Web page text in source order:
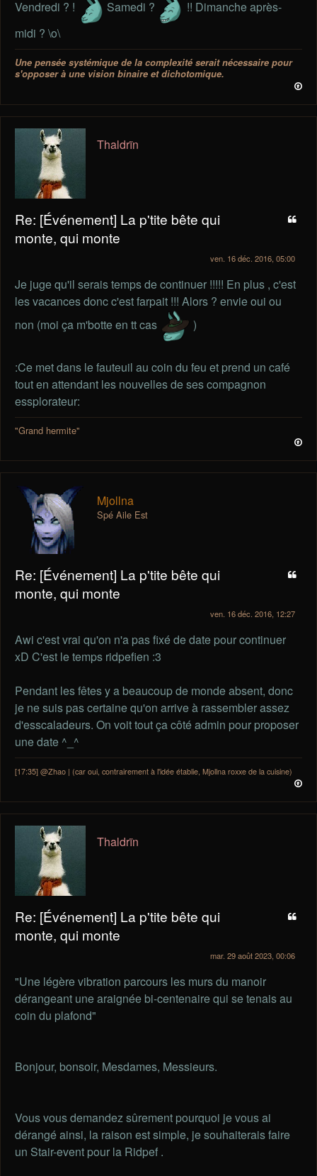
Vendredi ? ! Samedi ?
!! Dimanche après-
midi ? \o\
Une pensée systémique de la complexité serait nécessaire pour
s'opposer à une vision binaire et dichotomique.
Thaldrïn
Re: [Événement] La p'tite bête qui
monte, qui monte
ven. 16 déc. 2016, 05:00
Je juge qu'il serais temps de continuer !!!!! En plus , c'est
les vacances donc c'est farpait !!! Alors ? envie oui ou
non (moi ça m'botte en tt cas
)
:Ce met dans le fauteuil au coin du feu et prend un café
tout en attendant les nouvelles de ses compagnon
essplorateur:
"Grand hermite"
Mjollna
Spé Aile Est
Re: [Événement] La p'tite bête qui
monte, qui monte
ven. 16 déc. 2016, 12:27
Awi c'est vrai qu'on n'a pas fixé de date pour continuer
xD C'est le temps ridpefien :3
Pendant les fêtes y a beaucoup de monde absent, donc
je ne suis pas certaine qu'on arrive à rassembler assez
d'esscaladeurs. On voit tout ça côté admin pour proposer
une date ^_^
[17:35] @Zhao | (car oui, contrairement à l'idée établie, Mjollna roxxe de la cuisine)
Thaldrïn
Re: [Événement] La p'tite bête qui
monte, qui monte
mar. 29 août 2023, 00:06
"Une légère vibration parcours les murs du manoir
dérangeant une araignée bi-centenaire qui se tenais au
coin du plafond"
Bonjour, bonsoir, Mesdames, Messieurs.
Vous vous demandez sûrement pourquoi je vous ai
dérangé ainsi, la raison est simple, je souhaiterais faire
un Stair-event pour la Ridpef .